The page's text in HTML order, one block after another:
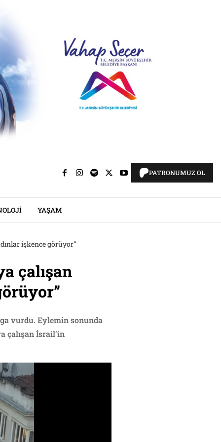
PATRONUMUZ OL
YAŞAM
işkence görüyor”
çalışan
vurdu. Eylemin sonunda
çalışan İsrail’in